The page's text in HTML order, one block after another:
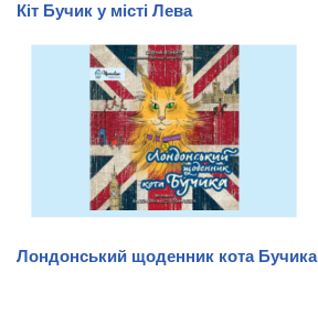
Кіт Бучик у місті Лева
Лондонський щоденник кота Бучика